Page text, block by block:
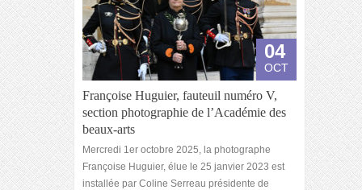
04
OCT
Françoise Huguier, fauteuil numéro V,
section photographie de l’Académie des
beaux-arts
Mercredi 1er octobre 2025, la photographe
Françoise Huguier, élue le 25 janvier 2023 est
installée par Coline Serreau présidente de